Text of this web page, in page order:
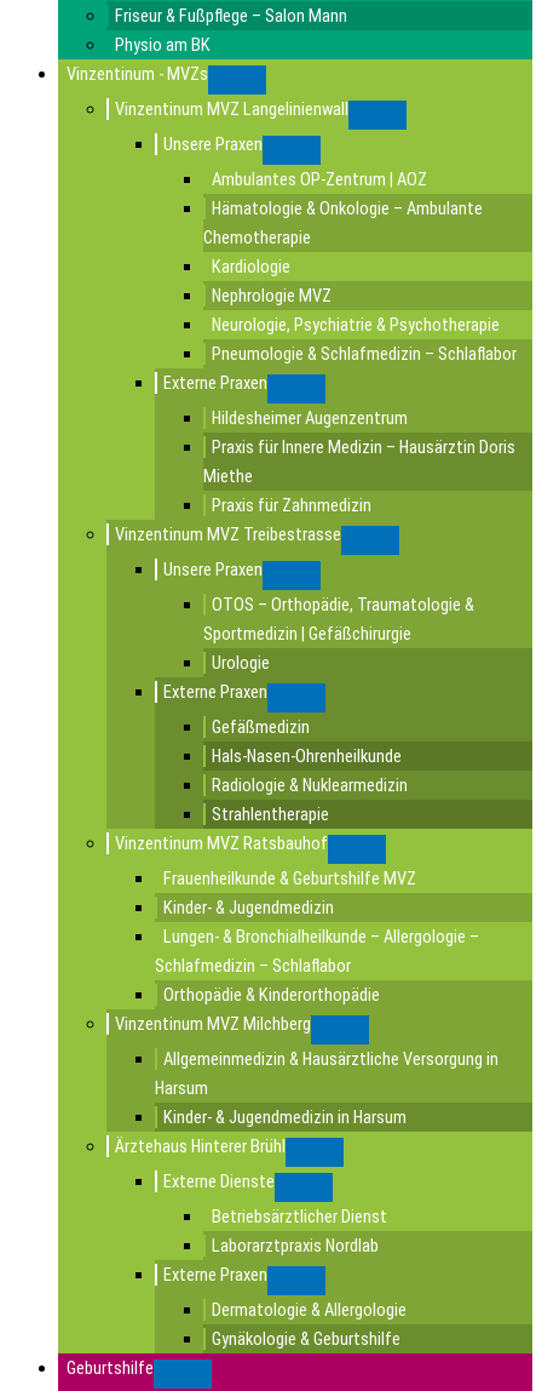
Friseur & Fußpflege – Salon Mann
Physio am BK
Vinzentinum - MVZs
Vinzentinum MVZ Langelinienwall
Unsere Praxen
Ambulantes OP-Zentrum | AOZ
Hämatologie & Onkologie – Ambulante
Chemotherapie
Kardiologie
Nephrologie MVZ
Neurologie, Psychiatrie & Psychotherapie
Pneumologie & Schlafmedizin – Schlaflabor
Externe Praxen
Hildesheimer Augenzentrum
Praxis für Innere Medizin – Hausärztin Doris
Miethe
Praxis für Zahnmedizin
Vinzentinum MVZ Treibestrasse
Unsere Praxen
OTOS – Orthopädie, Traumatologie &
Sportmedizin | Gefäßchirurgie
Urologie
Externe Praxen
Gefäßmedizin
Hals-Nasen-Ohrenheilkunde
Radiologie & Nuklearmedizin
Strahlentherapie
Vinzentinum MVZ Ratsbauhof
Frauenheilkunde & Geburtshilfe MVZ
Kinder- & Jugendmedizin
Lungen- & Bronchialheilkunde – Allergologie –
Schlafmedizin – Schlaflabor
Orthopädie & Kinderorthopädie
Vinzentinum MVZ Milchberg
Allgemeinmedizin & Hausärztliche Versorgung in
Harsum
Kinder- & Jugendmedizin in Harsum
Ärztehaus Hinterer Brühl
Externe Dienste
Betriebsärztlicher Dienst
Laborarztpraxis Nordlab
Externe Praxen
Dermatologie & Allergologie
Gynäkologie & Geburtshilfe
Geburtshilfe